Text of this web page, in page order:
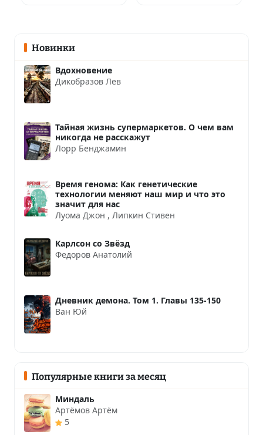
Новинки
Вдохновение
Дикобразов Лев
Тайная жизнь супермаркетов. О чем вам
никогда не расскажут
Лорр Бенджамин
Время генома: Как генетические
технологии меняют наш мир и что это
значит для нас
Луома Джон , Липкин Стивен
Карлсон со Звёзд
Федоров Анатолий
Дневник демона. Том 1. Главы 135-150
Ван Юй
Популярные книги за месяц
Миндаль
Артёмов Артём
5